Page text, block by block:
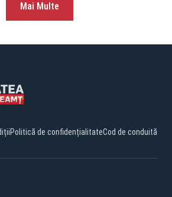
Mai Multe
Politică de confidențialitateCod de conduită